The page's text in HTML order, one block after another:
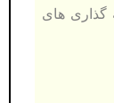
گذاری های